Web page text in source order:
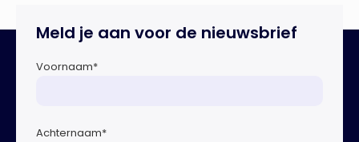
Overtoom […]
Meld je aan voor de nieuwsbrief
Voornaam*
Achternaam*